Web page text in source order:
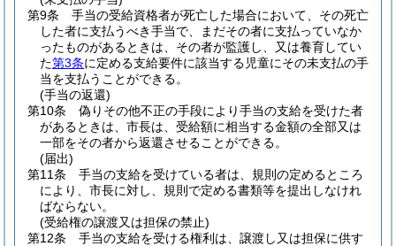
第9条
手当の受給資格者が死亡した場合において、その死亡
した者に支払うべき手当で、まだその者に支払っていなか
ったものがあるときは、その者が監護し、又は養育してい
た第3条に定める支給要件に該当する児童にその未支払の手
当を支払うことができる。
(手当の返還)
第10条
偽りその他不正の手段により手当の支給を受けた者
があるときは、市長は、受給額に相当する金額の全部又は
一部をその者から返還させることができる。
(届出)
第11条
手当の支給を受けている者は、規則の定めるところ
により、市長に対し、規則で定める書類等を提出しなけれ
ばならない。
(受給権の譲渡又は担保の禁止)
第12条
手当の支給を受ける権利は、譲渡し又は担保に供す